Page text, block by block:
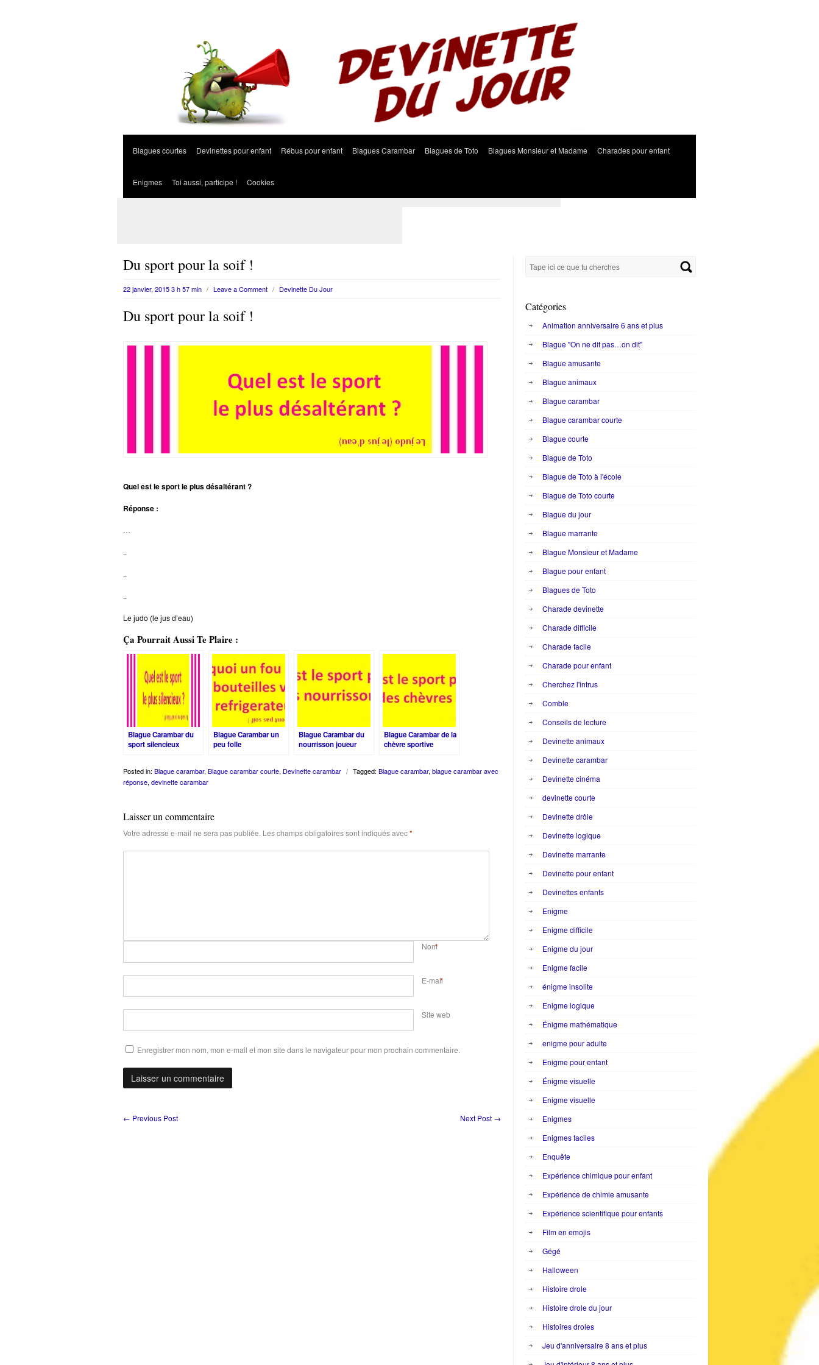
Blagues courtes Devinettes pour enfant Rébus pour enfant Blagues Carambar Blagues de Toto Blagues Monsieur et Madame Charades pour enfant
Enigmes Toi aussi, participe ! Cookies
Du sport pour la soif !
22 janvier, 2015 3 h 57 min / Leave a Comment / Devinette Du Jour
Du sport pour la soif !
Quel est le sport le plus désaltérant ?
Réponse :
…
..
..
..
Le judo (le jus d’eau)
Ça Pourrait Aussi Te Plaire :
Blague Carambar du
sport silencieux
Blague Carambar un
peu folle
Blague Carambar du
nourrisson joueur
Blague Carambar de la
chèvre sportive
Posted in: Blague carambar, Blague carambar courte, Devinette carambar / Tagged: Blague carambar, blague carambar avec
réponse, devinette carambar
Laisser un commentaire
Votre adresse e-mail ne sera pas publiée. Les champs obligatoires sont indiqués avec*
Nom*
E-mail
*
Site web
Enregistrer mon nom, mon e-mail et mon site dans le navigateur pour mon prochain commentaire.
← Previous Post Next Post →
Catégories
Animation anniversaire 6 ans et plus
Blague "On ne dit pas…on dit"
Blague amusante
Blague animaux
Blague carambar
Blague carambar courte
Blague courte
Blague de Toto
Blague de Toto à l'école
Blague de Toto courte
Blague du jour
Blague marrante
Blague Monsieur et Madame
Blague pour enfant
Blagues de Toto
Charade devinette
Charade difficile
Charade facile
Charade pour enfant
Cherchez l'intrus
Comble
Conseils de lecture
Devinette animaux
Devinette carambar
Devinette cinéma
devinette courte
Devinette drôle
Devinette logique
Devinette marrante
Devinette pour enfant
Devinettes enfants
Enigme
Enigme difficile
Enigme du jour
Enigme facile
énigme insolite
Enigme logique
Énigme mathématique
enigme pour adulte
Enigme pour enfant
Énigme visuelle
Enigme visuelle
Enigmes
Enigmes faciles
Enquête
Expérience chimique pour enfant
Expérience de chimie amusante
Expérience scientifique pour enfants
Film en emojis
Gégé
Halloween
Histoire drole
Histoire drole du jour
Histoires droles
Jeu d'anniversaire 8 ans et plus